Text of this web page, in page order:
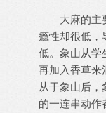
大麻的主要
瘾性却很低，
低。象山从学
再加入香草来
从于象山后，
的一连串动作